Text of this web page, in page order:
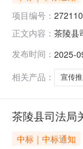
项目编号：
正文内容： 茶陵县
株洲市
发布时间： 2025-
相关产品：
宣传
茶陵县司法局
中标｜中标通知